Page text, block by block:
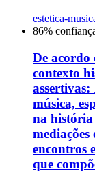
estetica-
86%
De acordo
contexto
música,
na
mediações
encontros
que